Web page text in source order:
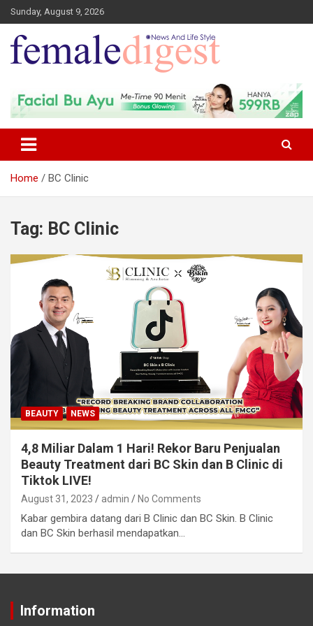
Sunday, August 9, 2026
Female Digest
Home BC Clinic
Tag: BC Clinic
BEAUTY NEWS
4,8 Miliar Dalam 1 Hari! Rekor Baru Penjualan
Beauty Treatment dari BC Skin dan B Clinic di
Tiktok LIVE!
August 31, 2023 admin No Comments
Kabar gembira datang dari B Clinic dan BC Skin. B Clinic
dan BC Skin berhasil mendapatkan…
Information